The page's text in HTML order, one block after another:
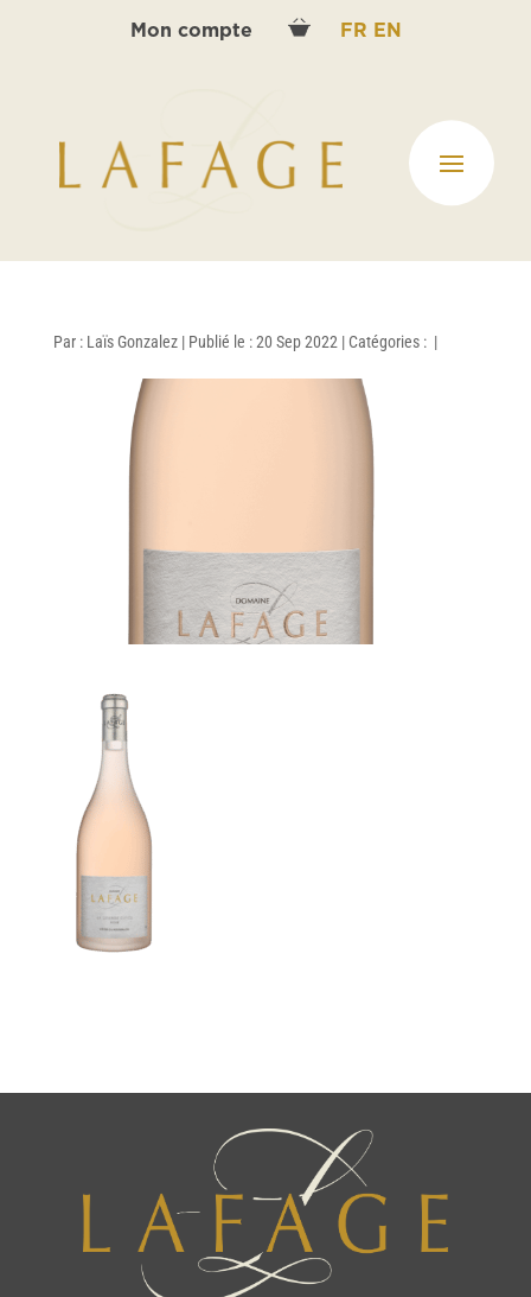
Mon compte FR EN
Par : Laïs Gonzalez | Publié le : 20 Sep 2022 | Catégories : |